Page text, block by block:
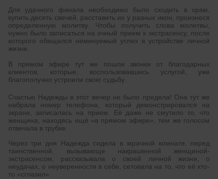
Для удачного финала необходимо было сходить в храм,
купить десять свечей, расставить их у разных икон, произнеся
определенную молитву. Чтобы получить слова молитвы,
нужно было записаться на очный прием к экстрасенсу, после
которого обещался неминуемый успех в устройстве личной
жизни.
В прямом эфире тут же пошли звонки от благодарных
клиентов, которые, воспользовавшись услугой, уже
благополучно устроили свою судьбу.
Счастью Надежды в этот вечер не было предела! Она тут же
набрала номер телефона, который демонстрировался на
экране, записалась на прием. Её даже не смутило то, что
женщина, находясь ещё «в прямом эфире», тем же голосом
отвечала в трубке.
Через три дня Надежда сидела в мрачной комнате, перед
таинственной, вызывающе накрашенной женщиной-
экстрасенсом, рассказывала о своей личной жизни, о
неудачах, о неуверенности в себе, сетовала на то, что её кто-
то «сглазил».